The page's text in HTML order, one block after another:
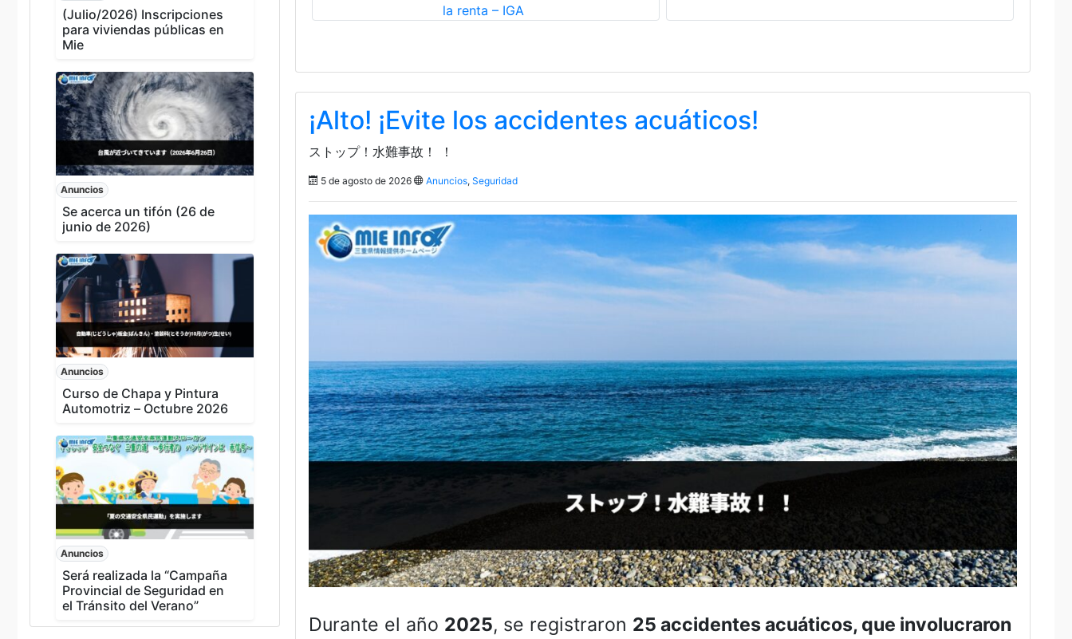
(Julio/2026) Inscripciones
para viviendas públicas en
Mie
Anuncios
Se acerca un tifón (26 de
junio de 2026)
Anuncios
Curso de Chapa y Pintura
Automotriz – Octubre 2026
Anuncios
Será realizada la “Campaña
Provincial de Seguridad en
el Tránsito del Verano”
la renta – IGA
¡Alto! ¡Evite los accidentes acuáticos!
ストップ！水難事故！ ！
5 de agosto de 2026 Anuncios, Seguridad
Durante el año 2025, se registraron 25 accidentes acuáticos, que involucraron